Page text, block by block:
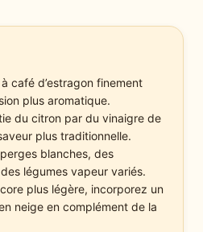
café d’estragon finement
plus aromatique.
du citron par du vinaigre de
plus traditionnelle.
blanches, des
légumes vapeur variés.
plus légère, incorporez un
neige en complément de la